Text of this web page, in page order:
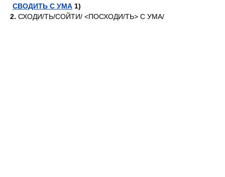
СВОДИТЬ С УМА 1)
2. СХОДИ/ТЬ/СОЙТИ/ <ПОСХОДИ/ТЬ> С УМА/